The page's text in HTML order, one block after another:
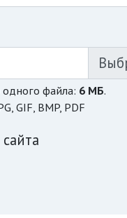
файла: 6 МБ.
GIF, BMP, PDF
сайта